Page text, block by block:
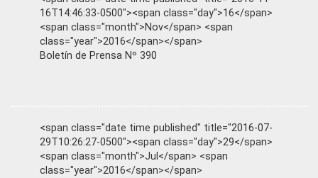
16T14:46:33-0500"><span class="day">16</span>
<span class="month">Nov</span> <span
class="year">2016</span></span>
Boletín de Prensa Nº 390
<span class="date time published" title="2016-07-
29T10:26:27-0500"><span class="day">29</span>
<span class="month">Jul</span> <span
class="year">2016</span></span>